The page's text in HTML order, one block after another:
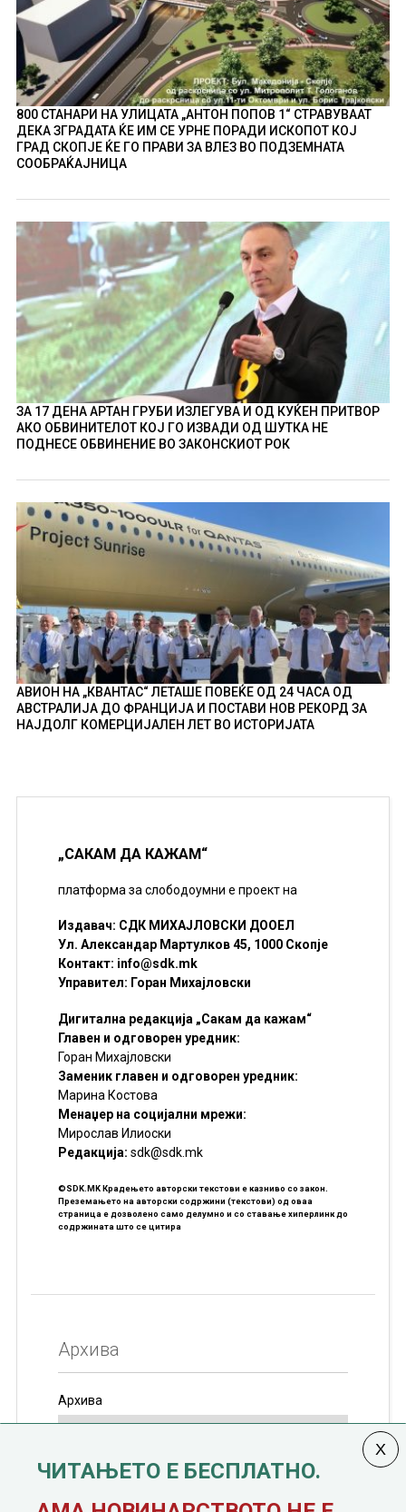
800 СТАНАРИ НА УЛИЦАТА „АНТОН ПОПОВ 1“ СТРАВУВААТ
ДЕКА ЗГРАДАТА ЌЕ ИМ СЕ УРНЕ ПОРАДИ ИСКОПОТ КОЈ
ГРАД СКОПЈЕ ЌЕ ГО ПРАВИ ЗА ВЛЕЗ ВО ПОДЗЕМНАТА
СООБРАЌАЈНИЦА
ЗА 17 ДЕНА АРТАН ГРУБИ ИЗЛЕГУВА И ОД КУЌЕН ПРИТВОР
АКО ОБВИНИТЕЛОТ КОЈ ГО ИЗВАДИ ОД ШУТКА НЕ
ПОДНЕСЕ ОБВИНЕНИЕ ВО ЗАКОНСКИОТ РОК
АВИОН НА „КВАНТАС“ ЛЕТАШЕ ПОВЕЌЕ ОД 24 ЧАСА ОД
АВСТРАЛИЈА ДО ФРАНЦИЈА И ПОСТАВИ НОВ РЕКОРД ЗА
НАЈДОЛГ КОМЕРЦИЈАЛЕН ЛЕТ ВО ИСТОРИЈАТА
„САКАМ ДА КАЖАМ“
платформа за слободоумни е проект на
Издавач: СДК МИХАЈЛОВСКИ ДООЕЛ
Ул. Александар Мартулков 45, 1000 Скопје
Контакт: info@sdk.mk
Управител: Горан Михајловски
Дигитална редакција „Сакам да кажам“
Главен и одговорен уредник:
Горан Михајловски
Заменик главен и одговорен уредник:
Марина Костова
Менаџер на социјални мрежи:
Мирослав Илиоски
Редакцијa: sdk@sdk.mk
©SDK.MK Крадењето авторски текстови е казниво со закон.
Преземањето на авторски содржини (текстови) од оваа
страница е дозволено само делумно и со ставање хиперлинк до
содржината што се цитира
Архива
Архива
јануари, 1991 година
ЧИТАЊЕТО Е БЕСПЛАТНО.